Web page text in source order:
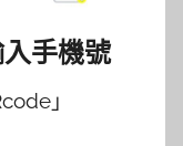
手機號
」